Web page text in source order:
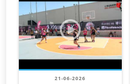
21-06-2026